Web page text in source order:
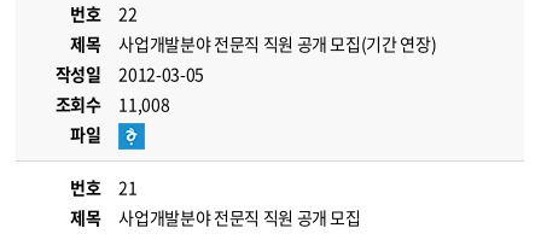
번호
22
제목
사업개발분야 전문직 직원 공개 모집(기간 연장)
작성일
2012-03-05
조회수
11,008
파일
번호
21
제목
사업개발분야 전문직 직원 공개 모집